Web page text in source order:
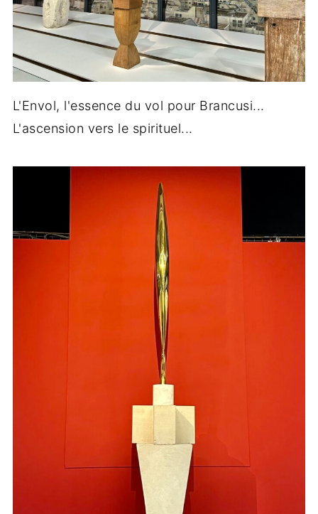
L'Envol, l'essence du vol pour Brancusi...
L'ascension vers le spirituel...